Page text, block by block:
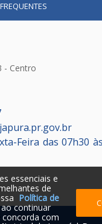
- Centro
Feira das 07h30
essenciais e
de
Política de
continuar
com